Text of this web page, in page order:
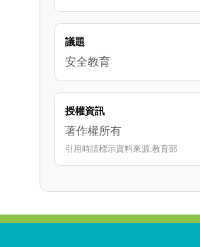
3.	以上5支影片除了原有
息辨識能力。
4.	教育部希望可以透過
育在職訓練或融入式教學
議題
安全教育
授權資訊
著作權所有
引用時請標示資料來源:教育部